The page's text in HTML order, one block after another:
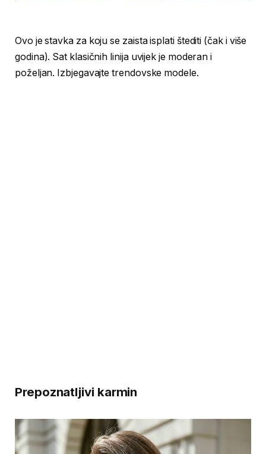
Ovo je stavka za koju se zaista isplati štediti (čak i više
godina). Sat klasičnih linija uvijek je moderan i
poželjan. Izbjegavajte trendovske modele.
Prepoznatljivi karmin